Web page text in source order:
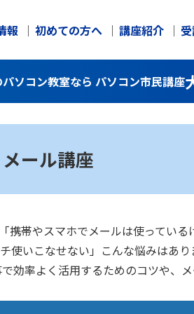
報 初めての方へ 講座紹介
ソコン教室なら パソコン市民講座
ール講座
帯やスマホでメールは使ってい
いこなせない」こんな悩みはあり
効率よく活用するためのコツや、